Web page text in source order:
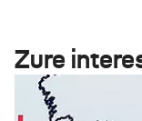
Zure